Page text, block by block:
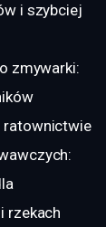
i szybciej
zmywarki:
ratownictwie
rzekach